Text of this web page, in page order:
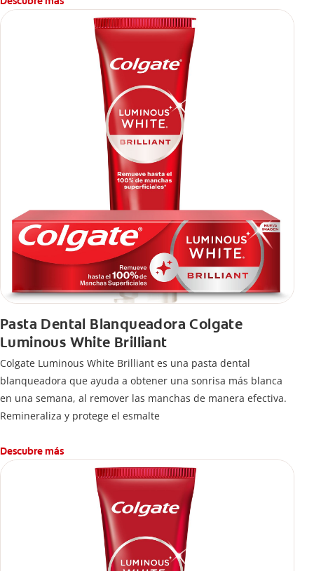
Pasta Dental Blanqueadora Colgate
Luminous White Brilliant
Colgate Luminous White Brilliant es una pasta dental
blanqueadora que ayuda a obtener una sonrisa más blanca
en una semana, al remover las manchas de manera efectiva.
Remineraliza y protege el esmalte
Descubre más